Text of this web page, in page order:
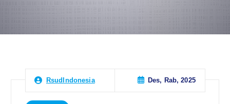
RsudIndonesia Des, Rab, 2025